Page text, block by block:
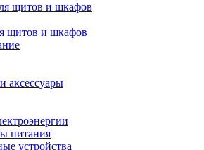
щитов и шкафов
щитов и шкафов
аксессуары
питания
устройства